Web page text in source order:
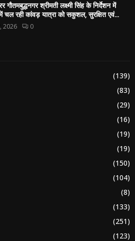
गौतमबुद्धनगर श्रीमती लक्ष्मी सिंह के निर्देशन में
चल रही कांवड़ यात्रा को सकुशल, सुरक्षित एवं...
2026 0
(139)
(83)
(29)
(16)
(19)
(19)
(150)
(104)
(8)
(133)
(251)
(123)